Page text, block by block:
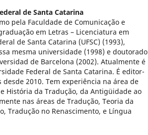
de Santa Catarina
pela Faculdade de Comunicação e
em Letras – Licenciatura em
de Santa Catarina (UFSC) (1993),
mesma universidade (1998) e doutorado
de Barcelona (2002). Atualmente é
Federal de Santa Catarina. É editor-
2010. Tem experiência na área de
História da Tradução, da Antigüidade ao
nas áreas de Tradução, Teoria da
Tradução no Renascimento, e Língua